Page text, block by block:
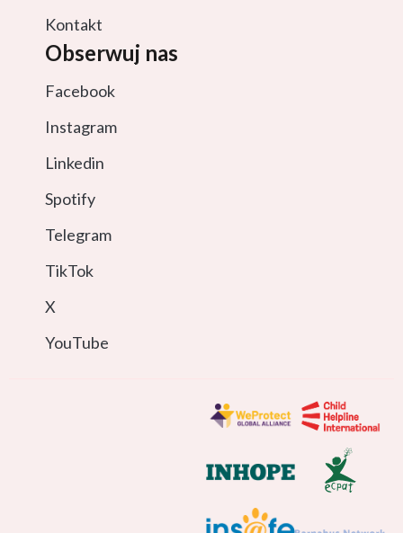
Kontakt
Obserwuj nas
Facebook
Instagram
Linkedin
Spotify
Telegram
TikTok
X
YouTube